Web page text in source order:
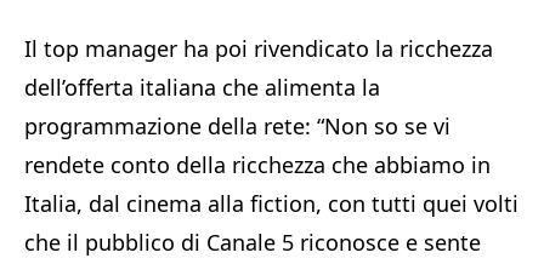
Il top manager ha poi rivendicato la ricchezza
dell’offerta italiana che alimenta la
programmazione della rete: “Non so se vi
rendete conto della ricchezza che abbiamo in
Italia, dal cinema alla fiction, con tutti quei volti
che il pubblico di Canale 5 riconosce e sente